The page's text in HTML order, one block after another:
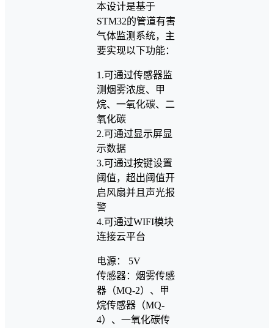
本设计是基于
STM32的管道有害
气体监测系统，主
要实现以下功能：
1.可通过传感器监
测烟雾浓度、甲
烷、一氧化碳、二
氧化碳
2.可通过显示屏显
示数据
3.可通过按键设置
阈值，超出阈值开
启风扇并且声光报
警
4.可通过WIFI模块
连接云平台
电源： 5V
传感器：烟雾传感
器（MQ-2）、甲
烷传感器（MQ-
4）、一氧化碳传